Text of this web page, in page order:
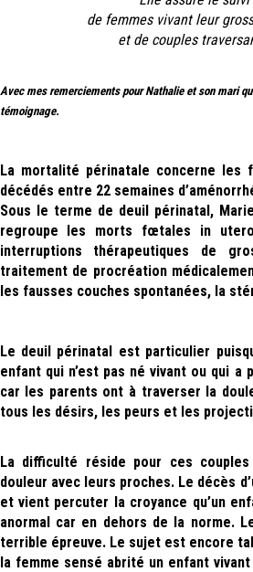
de femmes vivant leur
et de couples
Avec mes remerciements pour Nathalie et son mari
témoignage.
La mortalité périnatale concerne
décédés entre 22 semaines
Sous le terme de deuil périnatal,
regroupe les morts fœtales in
interruptions thérapeutiques de
traitement de procréation
les fausses couches spontanées, la
Le deuil périnatal est particulier
enfant qui n’est pas né vivant ou qui
car les parents ont à traverser la
tous les désirs, les peurs et les
La difficulté réside pour ces
douleur avec leurs proches. Le décès
et vient percuter la croyance qu’un
anormal car en dehors de la norme.
terrible épreuve. Le sujet est encore
la femme sensé abrité un enfant